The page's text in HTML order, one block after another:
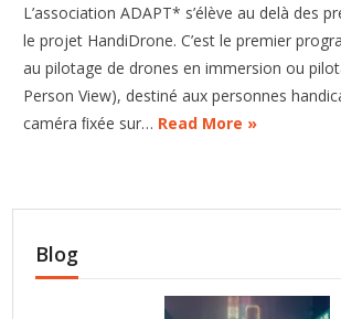
L’association ADAPT* s’élève au delà des
le projet HandiDrone. C’est le premier
au pilotage de drones en immersion ou
Person View), destiné aux personnes
caméra ﬁxée sur… Read More »
Blog